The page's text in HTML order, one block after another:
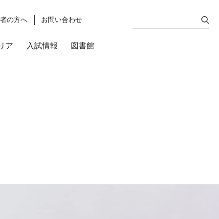
ア 入試情報 図書館
の方へ お問い合わせ